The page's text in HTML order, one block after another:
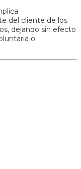
del cliente de los
dejando sin efecto
o